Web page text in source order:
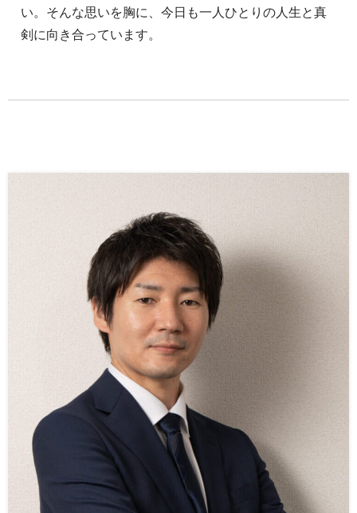
い。そんな思いを胸に、今日も一人ひとりの人生と真
剣に向き合っています。